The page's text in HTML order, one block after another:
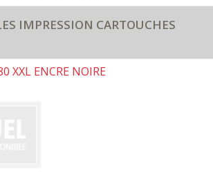
IMPRESSION CARTOUCHES
XXL ENCRE NOIRE